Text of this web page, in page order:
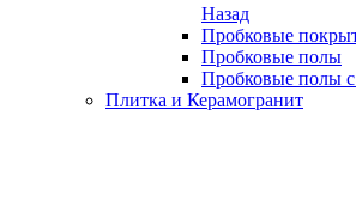
Назад
Пробковые
Пробковые полы
Пробковые полы
Плитка и Керамогранит